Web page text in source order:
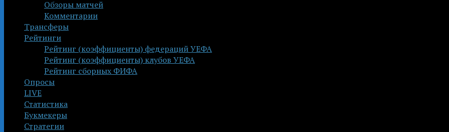
Обзоры матчей
Комментарии
Трансферы
Рейтинги
Рейтинг (коэффициенты) федераций УЕФА
Рейтинг (коэффициенты) клубов УЕФА
Рейтинг сборных ФИФА
Опросы
LIVE
Статистика
Букмекеры
Стратегии